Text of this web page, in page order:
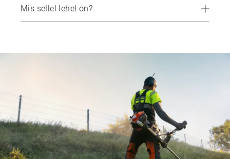
Mis sellel lehel on?
Tõhusaks projekteeritud
Teenused
Leidke omale lähim kauplus